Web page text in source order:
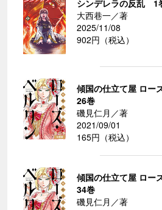
シンデレラの反乱 1
大西巷一／著
2025/11/08
902円（税込）
傾国の仕立て屋 ロ
26巻
磯見仁月／著
2021/09/01
165円（税込）
傾国の仕立て屋 ロ
34巻
磯見仁月／著